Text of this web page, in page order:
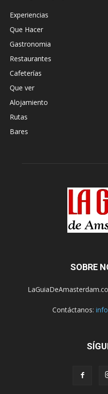
Experiencias
Que Hacer
Gastronomia
Restaurantes
Cafeterías
Que ver
Alojamiento
Rutas
Bares
SOBRE
Contáctanos: